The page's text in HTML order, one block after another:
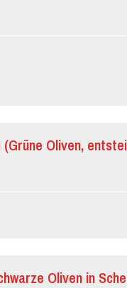
Oliven,
Oliven in